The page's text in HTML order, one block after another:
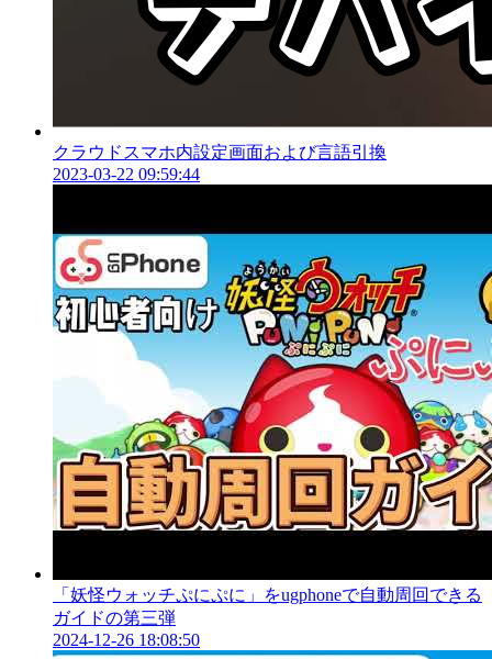
クラウドスマホ内設定画面および言語引換
2023-03-22 09:59:44
「妖怪ウォッチぷにぷに」をugphoneで自動周回できる
ガイドの第三弾
2024-12-26 18:08:50